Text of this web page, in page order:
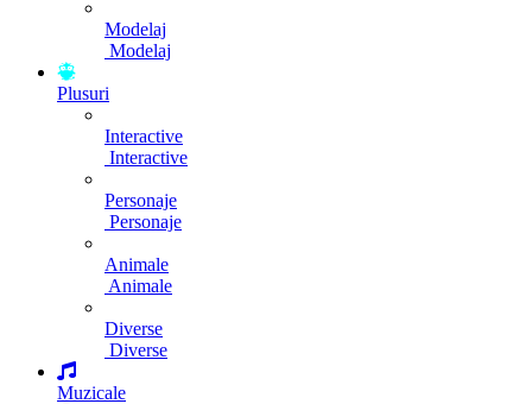
Modelaj
Modelaj
Plusuri
Interactive
Interactive
Personaje
Personaje
Animale
Animale
Diverse
Diverse
Muzicale